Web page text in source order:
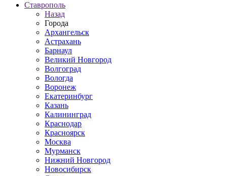
Ставрополь
Назад
Города
Архангельск
Астрахань
Барнаул
Великий Новгород
Волгоград
Вологда
Воронеж
Екатеринбург
Казань
Калининград
Краснодар
Красноярск
Москва
Мурманск
Нижний Новгород
Новосибирск